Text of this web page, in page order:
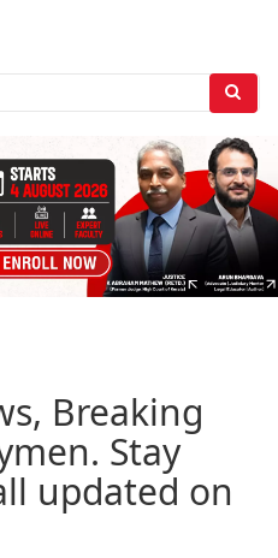
Breaking
Stay
updated on